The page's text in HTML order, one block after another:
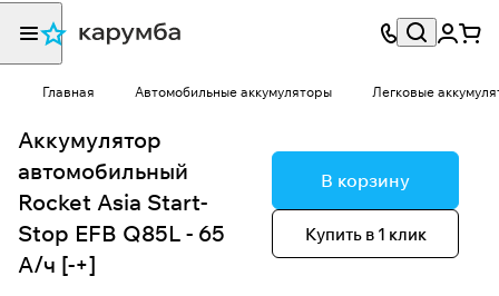
Главная Автомобильные аккумуляторы Легковые
Аккумулятор
автомобильный
Rocket Asia Start-
Stop EFB Q85L - 65
А/ч [-+]
В корзину
Купить в 1 клик